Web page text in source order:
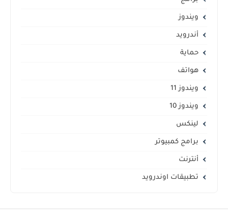
ويندوز
أندرويد
هواتف
ويندوز 11
ويندوز 10
لينكس
برامج كمبيوتر
أنترنت
تطبيقات اوندرويد